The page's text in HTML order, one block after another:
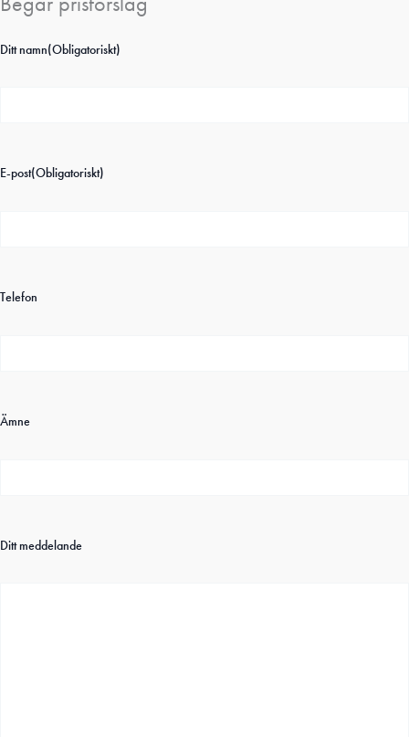
Ditt namn(Obligatoriskt)
E-post(Obligatoriskt)
Telefon
Ämne
Ditt meddelande